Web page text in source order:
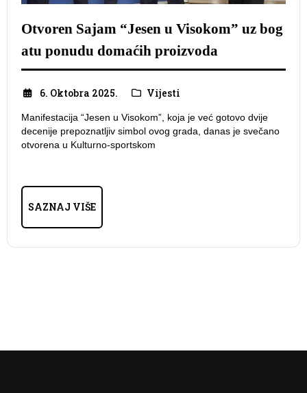
Otvoren Sajam “Jesen u Visokom” uz bog
atu ponudu domaćih proizvoda
6. Oktobra 2025. Vijesti
Manifestacija “Jesen u Visokom”, koja je već gotovo dvije
decenije prepoznatljiv simbol ovog grada, danas je svečano
otvorena u Kulturno-sportskom
SAZNAJ VIŠE